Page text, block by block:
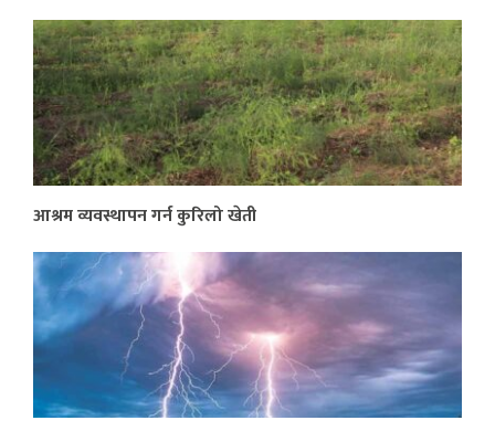
आश्रम व्यवस्थापन गर्न कुरिलो खेती